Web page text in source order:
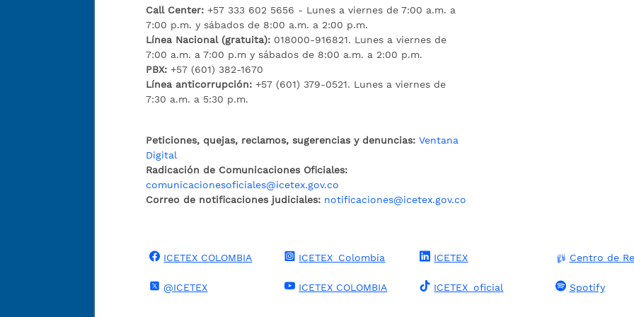
Call Center:+57 333 602 5656 - Lunes a viernes de 7:00 a.m. a
7:00 p.m. y sábados de 8:00 a.m. a 2:00 p.m.
Línea Nacional (gratuita): 018000-916821. Lunes a viernes de
7:00 a.m. a 7:00 p.m y sábados de 8:00 a.m. a 2:00 p.m.
PBX:+57 (601) 382-1670
Línea anticorrupción:+57 (601) 379-0521. Lunes a viernes de
7:30 a.m. a 5:30 p.m.
Peticiones, quejas, reclamos, sugerencias y denuncias: Ventana
Digital
Radicación de Comunicaciones Oficiales:
comunicacionesoficiales@icetex.gov.co
Correo de notificaciones judiciales: notificaciones@icetex.gov.co
ICETEX COLOMBIA
@ICETEX
ICETEX_Colombia
ICETEX COLOMBIA
ICETEX
ICETEX_oficial
Centro de
Spotify